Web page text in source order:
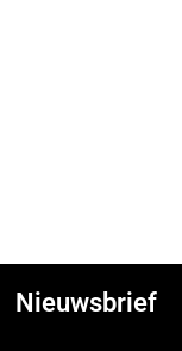
Nieuwsbrief